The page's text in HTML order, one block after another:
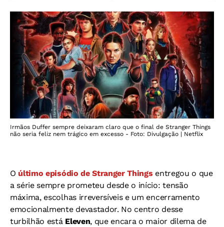
Irmãos Duffer sempre deixaram claro que o final de Stranger Things
não seria feliz nem trágico em excesso - Foto: Divulgação | Netflix
O último episódio de Stranger Things entregou o que
a série sempre prometeu desde o início: tensão
máxima, escolhas irreversíveis e um encerramento
emocionalmente devastador. No centro desse
turbilhão está Eleven, que encara o maior dilema de